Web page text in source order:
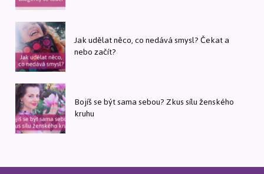
Jak udělat něco, co nedává smysl? Čekat a
nebo začít?
Bojíš se být sama sebou? Zkus sílu ženského
kruhu